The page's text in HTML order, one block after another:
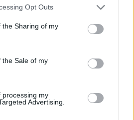
app uses one or more Google
usage behaviour. You may click to
Google and its third-party tags to
purposes in below Google
Opt Outs
the Sharing of my
the Sale of my
processing my
Advertising.